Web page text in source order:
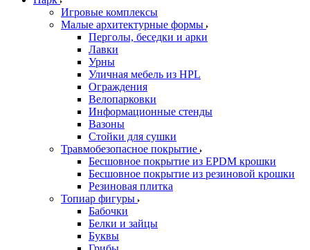
Игровые комплексы
Малые архитектурные формы
Перголы, беседки и арки
Лавки
Урны
Уличная мебель из HPL
Ограждения
Велопарковки
Информационные стенды
Вазоны
Стойки для сушки
Травмобезопасное покрытие
Бесшовное покрытие из EPDM крошки
Бесшовное покрытие из резиновой крошки
Резиновая плитка
Топиар фигуры
Бабочки
Белки и зайцы
Буквы